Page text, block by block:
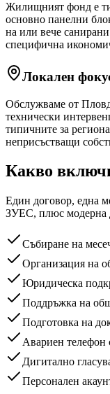
Жилищният фонд е
основно панелни
на или вече
специфична
Локален
Обслужваме от
технически
типичните за
неприсъстващи
Какво
Един договор, една
ЗУЕС, плюс модерна
Събиране на
Организация на
Юридическа
Поддръжка на
Подготовка на
Авариен телефон
Дигитално
Персонален